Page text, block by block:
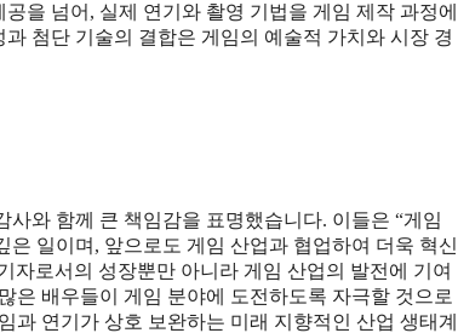
을 넘어, 실제 연기와 촬영 기법을 게임 제작 과정에
첨단 기술의 결합은 게임의 예술적 가치와 시장 경
와 함께 큰 책임감을 표명했습니다. 이들은 “게임
일이며, 앞으로도 게임 산업과 협업하여 더욱 혁신
자로서의 성장뿐만 아니라 게임 산업의 발전에 기여
은 배우들이 게임 분야에 도전하도록 자극할 것으로
과 연기가 상호 보완하는 미래 지향적인 산업 생태계